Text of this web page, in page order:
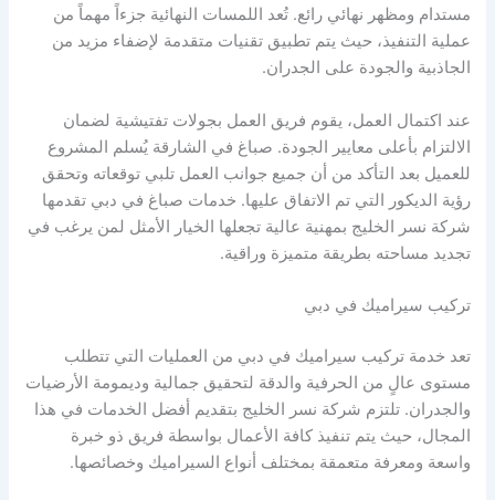
مستدام ومظهر نهائي رائع. تُعد اللمسات النهائية جزءاً مهماً من
عملية التنفيذ، حيث يتم تطبيق تقنيات متقدمة لإضفاء مزيد من
الجاذبية والجودة على الجدران.
عند اكتمال العمل، يقوم فريق العمل بجولات تفتيشية لضمان
الالتزام بأعلى معايير الجودة. صباغ في الشارقة يُسلم المشروع
للعميل بعد التأكد من أن جميع جوانب العمل تلبي توقعاته وتحقق
رؤية الديكور التي تم الاتفاق عليها. خدمات صباغ في دبي تقدمها
شركة نسر الخليج بمهنية عالية تجعلها الخيار الأمثل لمن يرغب في
تجديد مساحته بطريقة متميزة وراقية.
تركيب سيراميك في دبي
تعد خدمة تركيب سيراميك في دبي من العمليات التي تتطلب
مستوى عالٍ من الحرفية والدقة لتحقيق جمالية وديمومة الأرضيات
والجدران. تلتزم شركة نسر الخليج بتقديم أفضل الخدمات في هذا
المجال، حيث يتم تنفيذ كافة الأعمال بواسطة فريق ذو خبرة
واسعة ومعرفة متعمقة بمختلف أنواع السيراميك وخصائصها.